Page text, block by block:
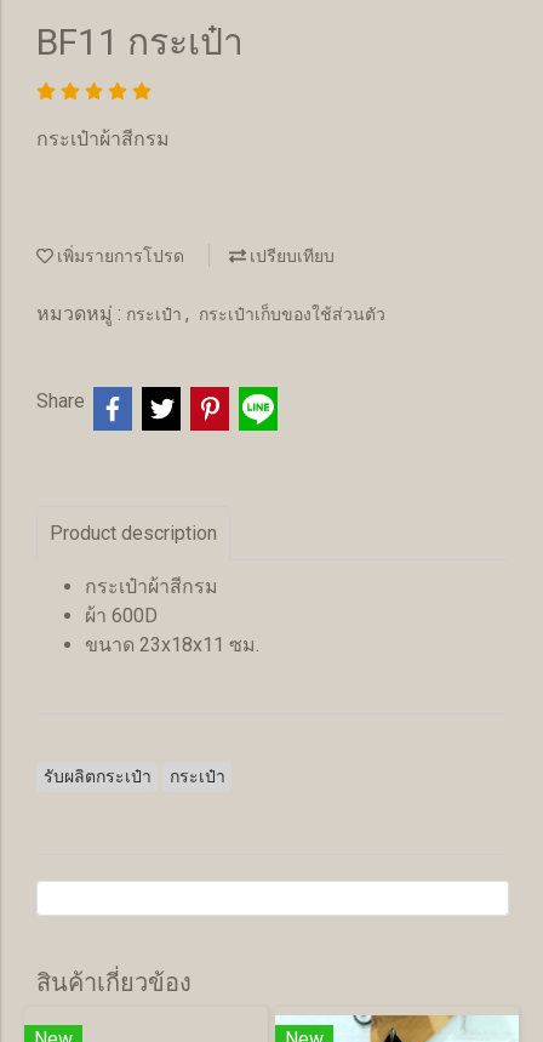
BF11 กระเป๋า
กระเป๋าผ้าสีกรม
เพิ่มรายการโปรด เปรียบเทียบ
หมวดหมู่ : กระเป๋า , กระเป๋าเก็บของใช้ส่วนตัว
Share
Product description
กระเป๋าผ้าสีกรม
ผ้า 600D
ขนาด 23x18x11 ซม.
รับผลิตกระเป๋า กระเป๋า
สินค้าเกี่ยวข้อง